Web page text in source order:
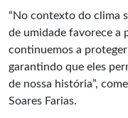
“No contexto do clima
de umidade favorece a
continuemos a
garantindo que eles
de nossa história”,
Soares Farias.